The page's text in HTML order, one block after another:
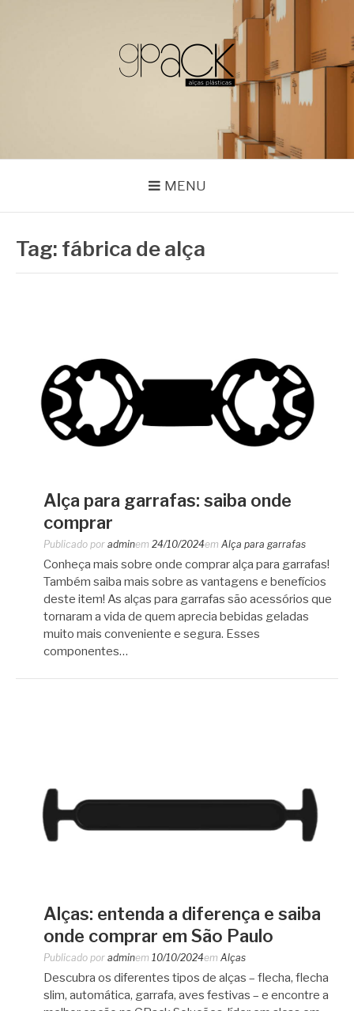
MENU
Tag: fábrica de alça
Alça para garrafas: saiba onde
comprar
Publicado por adminem 24/10/2024em Alça para garrafas
Conheça mais sobre onde comprar alça para garrafas!
Também saiba mais sobre as vantagens e benefícios
deste item! As alças para garrafas são acessórios que
tornaram a vida de quem aprecia bebidas geladas
muito mais conveniente e segura. Esses
componentes…
Alças: entenda a diferença e saiba
onde comprar em São Paulo
Publicado por adminem 10/10/2024em Alças
Descubra os diferentes tipos de alças – flecha, flecha
slim, automática, garrafa, aves festivas – e encontre a